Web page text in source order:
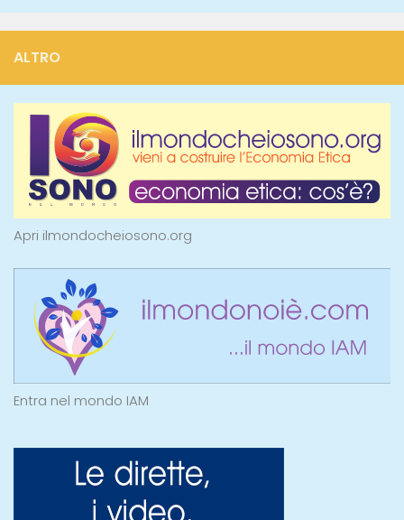
ALTRO
Apri ilmondocheiosono.org
Entra nel mondo IAM